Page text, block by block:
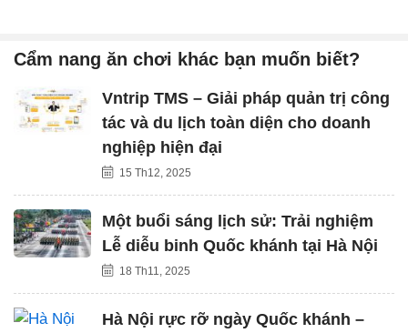
Cẩm nang ăn chơi khác bạn muốn biết?
Vntrip TMS – Giải pháp quản trị công
tác và du lịch toàn diện cho doanh
nghiệp hiện đại
15 Th12, 2025
Một buổi sáng lịch sử: Trải nghiệm
Lễ diễu binh Quốc khánh tại Hà Nội
18 Th11, 2025
Hà Nội rực rỡ ngày Quốc khánh –